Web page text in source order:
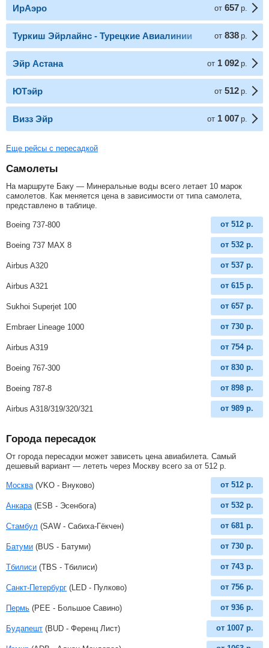
ИрАэро от 657 р.
Туркиш Эйрлайнс - Турецкие Авиалинии от 838 р.
Эйр Астана от 1 092 р.
ЮТэйр от 512 р.
Визз Эйр от 1 007 р.
Еще рейсы с пересадкой
Самолеты
На маршруте Баку — Минеральные воды всего летает 10 марок
самолетов. Как меняется цена в зависимости от типа самолета,
представлено в таблице.
Boeing 737-800 от 512 р.
Boeing 737 MAX 8 от 532 р.
Airbus A320 от 537 р.
Airbus A321 от 615 р.
Sukhoi Superjet 100 от 657 р.
Embraer Lineage 1000 от 730 р.
Airbus A319 от 754 р.
Boeing 767-300 от 830 р.
Boeing 787-8 от 898 р.
Airbus A318/319/320/321 от 989 р.
Города пересадок
От города пересадки может зависеть цена авиабилета. Самый
дешевый вариант — лететь через Москву всего за от 512 р
Москва (VKO - Внуково) от 512 р.
Анкара (ESB - Эсенбога) от 532 р.
Стамбул (SAW - Сабиха-Гёкчен) от 681 р.
Батуми (BUS - Батуми) от 730 р.
Тбилиси (TBS - Тбилиси) от 743 р.
Санкт-Петербург (LED - Пулково) от 756 р.
Пермь (PEE - Большое Савино) от 936 р.
Будапешт (BUD - Ференц Лист) от 1007 р.